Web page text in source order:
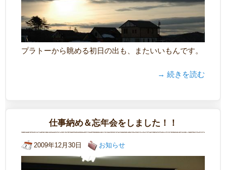
プラトーから眺める初日の出も、またいいもんです。
→ 続きを読む
仕事納め＆忘年会をしました！！
2009年12月30日 お知らせ